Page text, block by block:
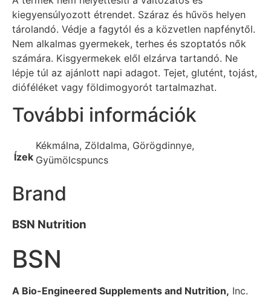
kiegyensúlyozott étrendet. Száraz és hűvös helyen
tárolandó. Védje a fagytól és a közvetlen napfénytől.
Nem alkalmas gyermekek, terhes és szoptatós nők
számára. Kisgyermekek elől elzárva tartandó. Ne
lépje túl az ajánlott napi adagot. Tejet, glutént, tojást,
dióféléket vagy földimogyorót tartalmazhat.
További információk
Ízek
Kékmálna, Zöldalma, Görögdinnye,
Gyümölcspuncs
Brand
BSN Nutrition
BSN
A Bio-Engineered Supplements and Nutrition, Inc.